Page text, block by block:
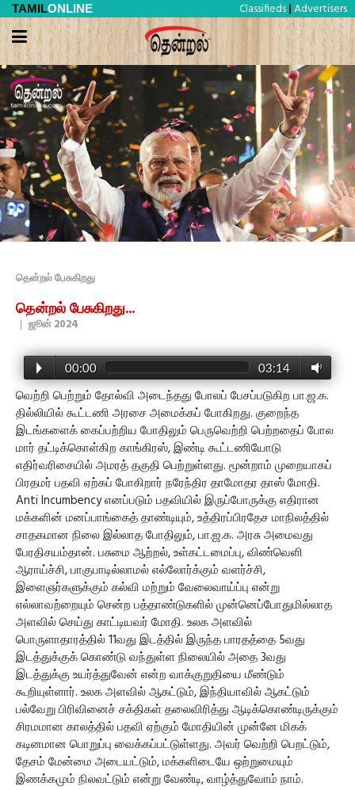
TAMILONLINE Classifieds | Advertisers
தென்றல் பேசுகிறது
தென்றல் பேசுகிறது...
| ஜூன் 2024
00:00 03:14
வெற்றி பெற்றும் தோல்வி அடைந்தது போலப் பேசப்படுகிற பா.ஜ.க.
தில்லியில் கூட்டணி அரசை அமைக்கப் போகிறது. குறைந்த
இடங்களைக் கைப்பற்றிய போதிலும் பெருவெற்றி பெற்றதைப் போல
மார் தட்டிக்கொள்கிற காங்கிரஸ், இண்டி கூட்டணியோடு
எதிர்வரிசையில் அமரத் தகுதி பெற்றுள்ளது. மூன்றாம் முறையாகப்
பிரதமர் பதவி ஏற்கப் போகிறார் நரேந்திர தாமோதர தாஸ் மோதி.
Anti Incumbency எனப்படும் பதவியில் இருப்போருக்கு எதிரான
மக்களின் மனப்பாங்கைத் தாண்டியும், உத்திரப்பிரதேச மாநிலத்தில்
சாதகமான நிலை இல்லாத போதிலும், பா.ஜ.க. அரசு அமைவது
பேரதிசயம்தான். பசுமை ஆற்றல், உள்கட்டமைப்பு, விண்வெளி
ஆராய்ச்சி, பாகுபாடில்லாமல் எல்லோர்க்கும் வளர்ச்சி,
இளைஞர்களுக்கும் கல்வி மற்றும் வேலைவாய்ப்பு என்று
எல்லாவற்றையும் சென்ற பத்தாண்டுகளில் முன்னெப்போதுமில்லாத
அளவில் செய்து காட்டியவர் மோதி. உலக அளவில்
பொருளாதாரத்தில் 11வது இடத்தில் இருந்த பாரதத்தை 5வது
இடத்துக்குக் கொண்டு வந்துள்ள நிலையில் அதை 3வது
இடத்துக்கு உயர்த்துவேன் என்ற வாக்குறுதியை மீண்டும்
கூறியுள்ளார். உலக அளவில் ஆகட்டும், இந்தியாவில் ஆகட்டும்
பல்வேறு பிரிவினைச் சக்திகள் தலைவிரித்து ஆடிக்கொண்டிருக்கும்
சிரமமான காலத்தில் பதவி ஏற்கும் மோதியின் முன்னே மிகக்
கடினமான பொறுப்பு வைக்கப்பட்டுள்ளது. அவர் வெற்றி பெறட்டும்,
தேசம் மேன்மை அடையட்டும், மக்களிடையே ஒற்றுமையும்
இணக்கமும் நிலவட்டும் என்று வேண்டி, வாழ்த்துவோம் நாம்.